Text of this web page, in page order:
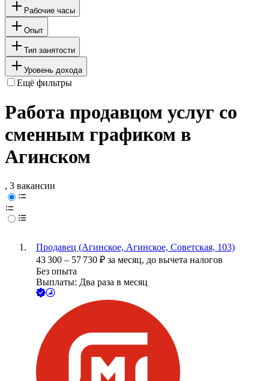
Рабочие часы
Опыт
Тип занятости
Уровень дохода
Ещё фильтры
Работа продавцом услуг со
сменным графиком в
Агинском
, 3 вакансии
Продавец (Агинское, Агинское, Советская, 103)
43 300 – 57 730 ₽ за месяц, до вычета налогов
Без опыта
Выплаты: Два раза в месяц